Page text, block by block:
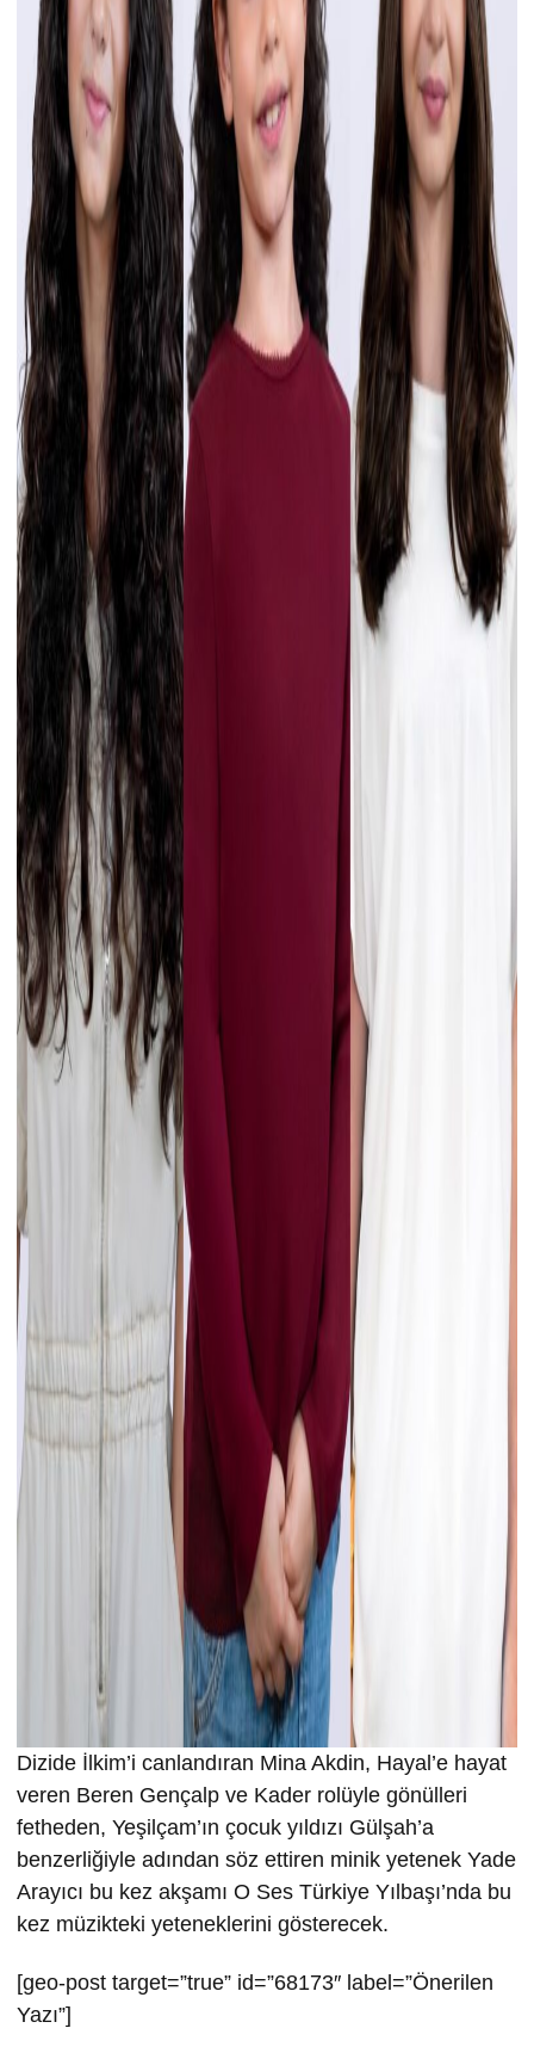
Dizide İlkim’i canlandıran Mina Akdin, Hayal’e hayat
veren Beren Gençalp ve Kader rolüyle gönülleri
fetheden, Yeşilçam’ın çocuk yıldızı Gülşah’a
benzerliğiyle adından söz ettiren minik yetenek Yade
Arayıcı bu kez akşamı O Ses Türkiye Yılbaşı’nda bu
kez müzikteki yeteneklerini gösterecek.
[geo-post target=”true” id=”68173″ label=”Önerilen
Yazı”]